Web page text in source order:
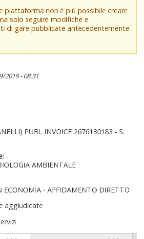
piattaforma non è più possibile creare
solo seguire modifiche e
di gare pubblicate antecedentemente
2019 - 08:31
PUBL INVOICE 2676130183 - S.
AMBIENTALE
ECONOMIA - AFFIDAMENTO DIRETTO
aggiudicate